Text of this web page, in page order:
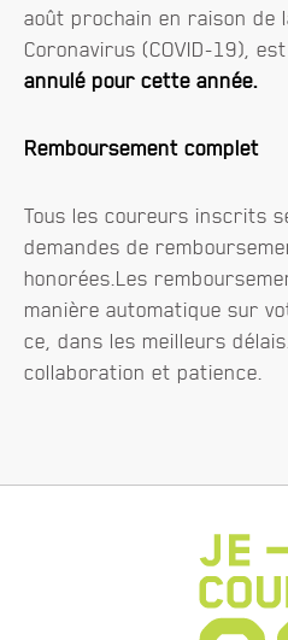
août prochain en raison de
Coronavirus (COVID-19),
annulé pour cette année.
Remboursement complet
Tous les coureurs inscrits
demandes de
honorées.Les
manière automatique sur
ce, dans les meilleurs
collaboration et patience.